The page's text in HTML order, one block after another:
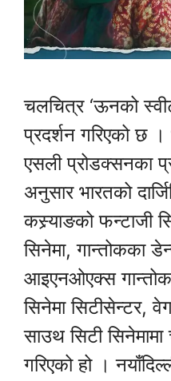
चलचित्र ‘ऊनको
प्रदर्शन गरिएको छ
एसली प्रोडक्सनका
अनुसार भारतको
कस्र्याङको फन्टाजी
सिनेमा, गान्तोकका
आइएनओएक्स गान्तोक
सिनेमा सिटीसेन्टर,
साउथ सिटी
गरिएको हो ।